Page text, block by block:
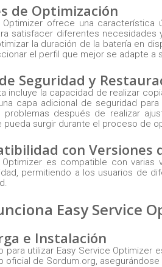
de Optimización
Optimizer ofrece una
satisfacer diferentes
la duración de la batería en
el perfil que mejor se adapte a
Seguridad y
incluye la capacidad de realizar
capa adicional de seguridad
problemas después de realizar
pueda surgir durante el proceso de
con Versiones
Optimizer es compatible con
permitiendo a los usuarios de
Easy Service
e Instalación
para utilizar Easy Service
oficial de Sordum.org,